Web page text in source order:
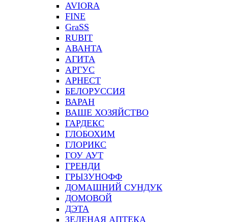
AVIORA
FINE
GraSS
RUBIT
АВАНТА
АГИТА
АРГУС
АРНЕСТ
БЕЛОРУССИЯ
ВАРАН
ВАШЕ ХОЗЯЙСТВО
ГАРДЕКС
ГЛОБОХИМ
ГЛОРИКС
ГОУ АУТ
ГРЕНДИ
ГРЫЗУНОФФ
ДОМАШНИЙ СУНДУК
ДОМОВОЙ
ДЭТА
ЗЕЛЕНАЯ АПТЕКА